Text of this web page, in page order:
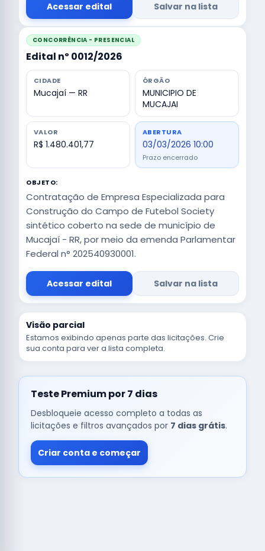
Acessar edital Salvar na lista
CONCORRÊNCIA - PRESENCIAL
Edital nº 0012/2026
CIDADE
Mucajaí — RR
ÓRGÃO
MUNICIPIO DE
MUCAJAI
VALOR
R$ 1.480.401,77
ABERTURA
03/03/2026 10:00
Prazo encerrado
OBJETO:
Contratação de Empresa Especializada para
Construção do Campo de Futebol Society
sintético coberto na sede de município de
Mucajaí - RR, por meio da emenda Parlamentar
Federal n° 202540930001.
Acessar edital Salvar na lista
Visão parcial
Estamos exibindo apenas parte das licitações. Crie
sua conta para ver a lista completa.
Teste Premium por 7 dias
Desbloqueie acesso completo a todas as
licitações e filtros avançados por 7 dias grátis.
Criar conta e começar